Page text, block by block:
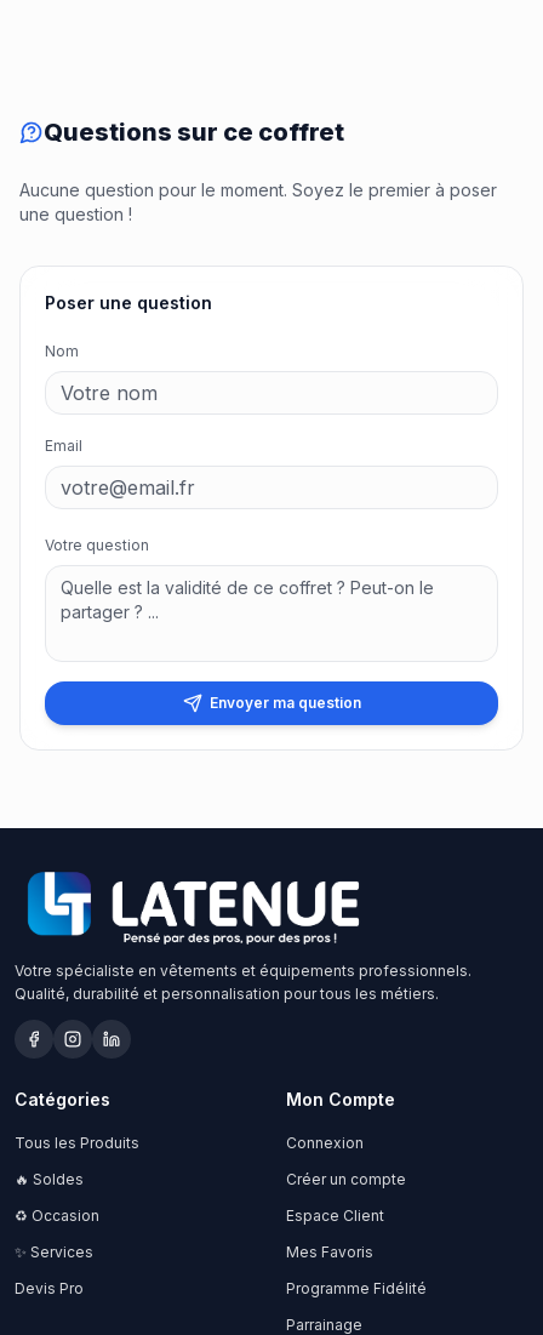
Questions sur ce coffret
Aucune question pour le moment. Soyez le premier à poser
une question !
Poser une question
Nom
Email
Votre question
Envoyer ma question
Votre spécialiste en vêtements et équipements professionnels.
Qualité, durabilité et personnalisation pour tous les métiers.
Catégories
Tous les Produits
🔥 Soldes
♻️ Occasion
✨ Services
Devis Pro
Mon Compte
Connexion
Créer un compte
Espace Client
Mes Favoris
Programme Fidélité
Parrainage